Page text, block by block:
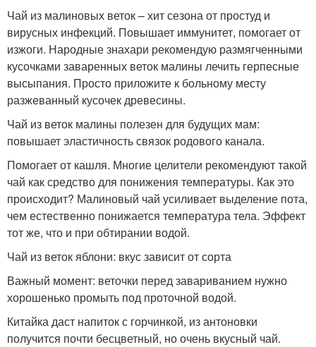
Чай из малиновых веток – хит сезона от простуд и
вирусных инфекций. Повышает иммунитет, помогает от
изжоги. Народные знахари рекомендую размягченными
кусочками заваренных веток малины лечить герпесные
высыпания. Просто приложите к больному месту
разжеванный кусочек древесины.
Чай из веток малины полезен для будущих мам:
повышает эластичность связок родового канала.
Помогает от кашля. Многие целители рекомендуют такой
чай как средство для понижения температуры. Как это
происходит? Малиновый чай усиливает выделение пота,
чем естественно понижается температура тела. Эффект
тот же, что и при обтирании водой.
Чай из веток яблони: вкус зависит от сорта
Важный момент: веточки перед завариванием нужно
хорошенько промыть под проточной водой.
Китайка даст напиток с горчинкой, из антоновки
получится почти бесцветный, но очень вкусный чай.